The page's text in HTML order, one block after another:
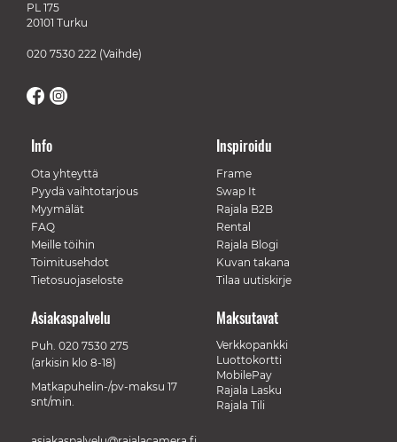
PL 175
20101 Turku
020 7530 222 (Vaihde)
Info
Ota yhteyttä
Pyydä vaihtotarjous
Myymälät
FAQ
Meille töihin
Toimitusehdot
Tietosuojaseloste
Inspiroidu
Frame
Swap It
Rajala B2B
Rental
Rajala Blogi
Kuvan takana
Tilaa uutiskirje
Maksutavat
Verkkopankki
Luottokortti
MobilePay
Rajala Lasku
Rajala Tili
Asiakaspalvelu
Puh. 020 7530 275
(arkisin klo 8-18)
Matkapuhelin-/pv-maksu 17
snt/min.